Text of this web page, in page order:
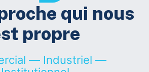
qui nous
propre
— Industriel —